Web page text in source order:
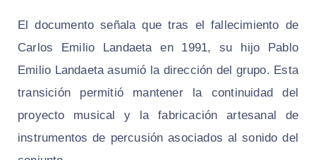
El documento señala que tras el fallecimiento de
Carlos Emilio Landaeta en 1991, su hijo Pablo
Emilio Landaeta asumió la dirección del grupo. Esta
transición permitió mantener la continuidad del
proyecto musical y la fabricación artesanal de
instrumentos de percusión asociados al sonido del